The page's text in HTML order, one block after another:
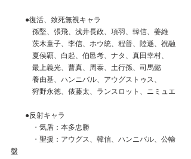
●復活、致死無視キャラ
孫堅、張飛、浅井長政、項羽、韓信、姜維
茨木童子、李信、ホウ統、程普、陸遜、祝融
夏侯覇、白起、伯邑考、ナタ、真田幸村、
最上義光、曹真、周泰、土行孫、司馬懿
養由基、ハンニバル、アウグストゥス、
狩野永徳、俵藤太、ランスロット、ニミュエ
●反射キャラ
・気盾：本多忠勝
・聖援：アウグス、韓信、ハンニバル、公輸
盤